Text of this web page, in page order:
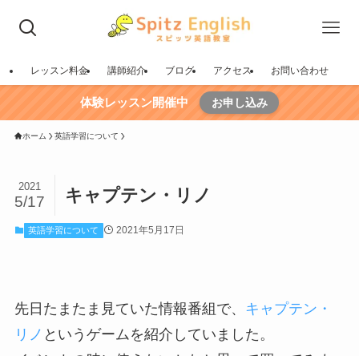
レッスン料金 講師紹介 ブログ アクセス お問い合わせ
体験レッスン開催中 お申し込み
ホーム 英語学習について
キャプテン・リノ
2021
5/17
英語学習について 2021年5月17日
先日たまたま見ていた情報番組で、 キャプテン・
リノ というゲームを紹介していました。